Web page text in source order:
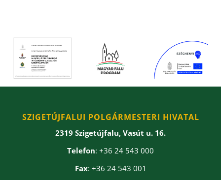
SZIGETÚJFALUI POLGÁRMESTERI HIVATAL
2319 Szigetújfalu, Vasút u. 16.
Telefon: +36 24 543 000
Fax: +36 24 543 001